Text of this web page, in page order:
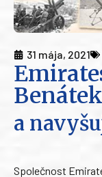
31 mája, 2021
Benátek
a
Společnost